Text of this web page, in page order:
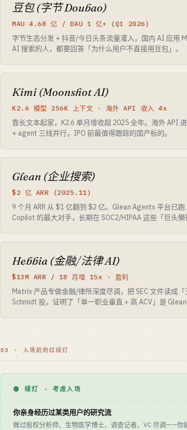
豆包 (字节 Doubao)
MAU 4.68 亿 / DAU 1 亿+ (Q1 2026)
字节生态分发 + 抖音/今日头条流量灌入，国内 AI 应用
AI 搜索的人，都要回答「为什么用户不直接用豆包」。
Kimi (Moonshot AI)
K2.6 模型 256K 上下文 · 海外 API 收入 4x
靠长文本起家，K2.6 单月增收超 2025 全年。海外 API
+ agent 三线并行，IPO 前最值得跟踪的国产标的。
Glean (企业搜索)
$2 亿 ARR (2025.11)
9 个月 ARR 从 $1 亿翻到 $2 亿。Glean Agents 平台已
Copilot 的最大对手，长期在 SOC2/HIPAA 这些「巨头懒
Hebbia (金融/法律 AI)
$13M ARR / 18 月增 15x · 盈利
Matrix 产品专做金融/律所深度尽调，把 SEC 文件读成
Schmidt 投。证明了「单一职业垂直 + 高 ACV」是 Glean
03 · 入场前的红绿灯
🟢 绿灯 · 考虑入场
你亲身经历过某类用户的研究流
做过股权分析师、生物医学博士、调查记者、VC 尽调——你